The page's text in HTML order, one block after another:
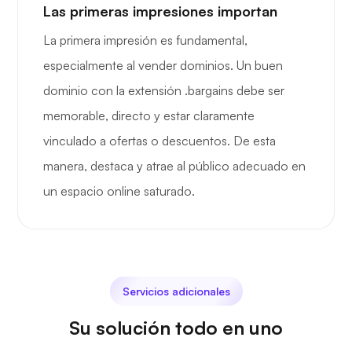
Las primeras impresiones importan
La primera impresión es fundamental,
especialmente al vender dominios. Un buen
dominio con la extensión .bargains debe ser
memorable, directo y estar claramente
vinculado a ofertas o descuentos. De esta
manera, destaca y atrae al público adecuado en
un espacio online saturado.
Servicios adicionales
Su solución todo en uno